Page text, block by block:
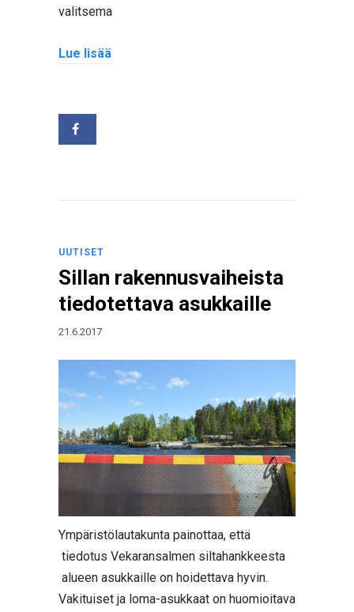
valitsema
Lue lisää
UUTISET
Sillan rakennusvaiheista
tiedotettava asukkaille
21.6.2017
Ympäristölautakunta painottaa, että
tiedotus Vekaransalmen siltahankkeesta
alueen asukkaille on hoidettava hyvin.
Vakituiset ja loma-asukkaat on huomioitava